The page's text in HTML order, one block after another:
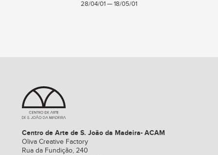
28/04/01 — 18/05/01
Centro de Arte de S. João da Madeira- ACAM
Oliva Creative Factory
Rua da Fundição, 240